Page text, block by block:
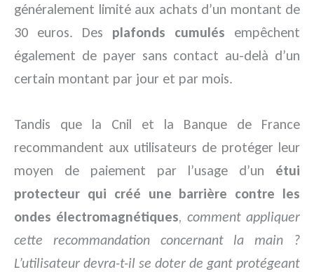
généralement limité aux achats d’un montant de
30 euros. Des plafonds cumulés empêchent
également de payer sans contact au-delà d’un
certain montant par jour et par mois.
Tandis que la Cnil et la Banque de France
recommandent aux utilisateurs de protéger leur
moyen de paiement par l’usage d’un étui
protecteur qui créé une barrière contre les
ondes électromagnétiques, comment appliquer
cette recommandation concernant la main ?
L’utilisateur devra-t-il se doter de gant protégeant